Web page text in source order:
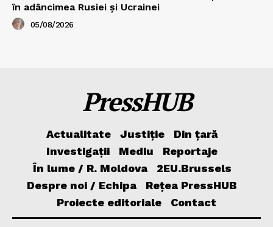
în adâncimea Rusiei și Ucrainei
05/08/2026
PressHUB
Actualitate Justiție
Din țară
Investigații
Mediu
Reportaje
În lume / R. Moldova
2EU.Brussels
Despre noi / Echipa
Rețea PressHUB
Proiecte editoriale
Contact